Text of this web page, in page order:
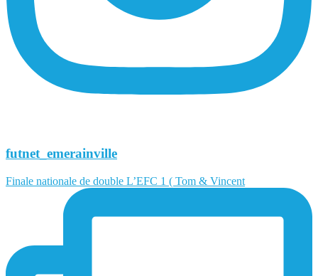
futnet_emerainville
Finale nationale de double L’EFC 1 ( Tom & Vincent